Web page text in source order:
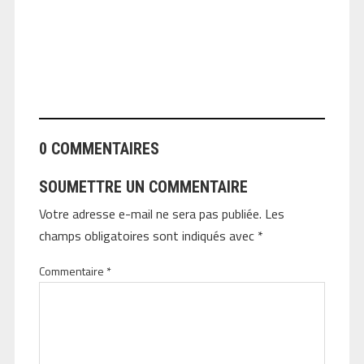
0 COMMENTAIRES
SOUMETTRE UN COMMENTAIRE
Votre adresse e-mail ne sera pas publiée. Les
champs obligatoires sont indiqués avec *
Commentaire *